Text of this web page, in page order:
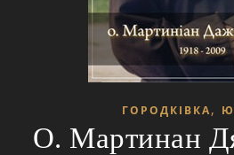
ГОРОДКІВКА,
О. Мартинан